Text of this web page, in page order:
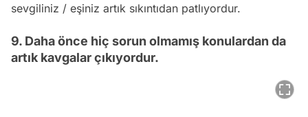
sevgiliniz / eşiniz artık sıkıntıdan patlıyordur.
9. Daha önce hiç sorun olmamış konulardan da
artık kavgalar çıkıyordur.